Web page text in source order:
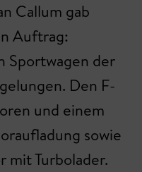
Callum gab
Auftrag:
Sportwagen der
Den F-
und einem
sowie
mit Turbolader.